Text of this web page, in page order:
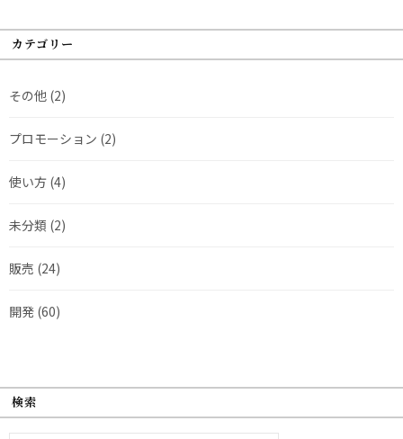
カテゴリー
その他 (2)
プロモーション (2)
使い方 (4)
未分類 (2)
販売 (24)
開発 (60)
検索